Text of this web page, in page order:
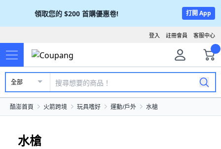
領取您的 $200 首購優惠卷! 打開 App
客服中心
註冊會員
登入
全部
酷澎首頁 火箭跨境 玩具嗜好 運動/戶外 水槍
水槍